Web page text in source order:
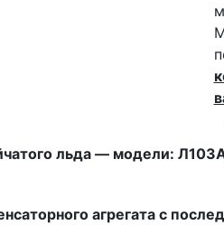
льда — модели:
агрегата с